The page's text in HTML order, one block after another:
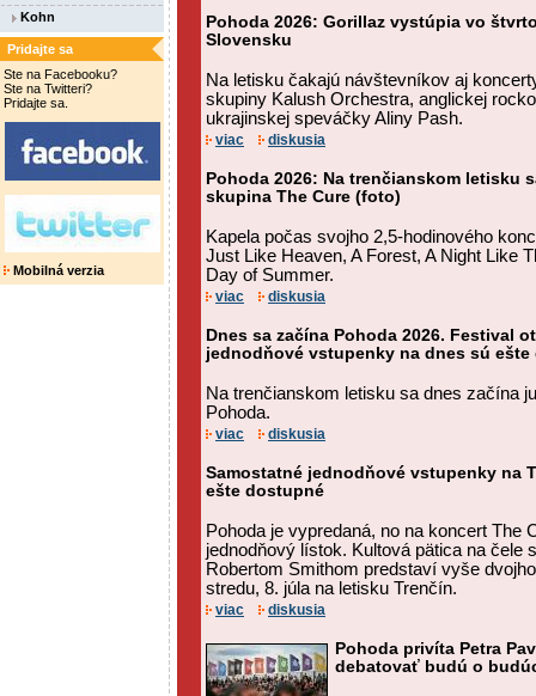
Kohn
Pridajte sa
Ste na Facebooku?
Ste na Twitteri?
Pridajte sa.
Mobilná verzia
Pohoda 2026: Gorillaz vystúpia vo
Slovensku
Na letisku čakajú návštevníkov aj
skupiny Kalush Orchestra, anglickej
ukrajinskej speváčky Aliny Pash.
viac diskusia
Pohoda 2026: Na trenčianskom letisku
skupina The Cure (foto)
Kapela počas svojho 2,5-hodinového
Just Like Heaven, A Forest, A Night Like
Day of Summer.
viac diskusia
Dnes sa začína Pohoda 2026. Festival
jednodňové vstupenky na dnes sú ešte
Na trenčianskom letisku sa dnes začína
Pohoda.
viac diskusia
Samostatné jednodňové vstupenky na
ešte dostupné
Pohoda je vypredaná, no na koncert The
jednodňový lístok. Kultová pätica na čele
Robertom Smithom predstaví vyše
stredu, 8. júla na letisku Trenčín.
viac diskusia
Pohoda privíta Petra
debatovať budú o